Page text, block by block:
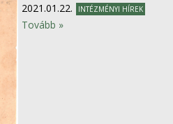
2021.01.22. INTÉZMÉNYI HÍREK
Tovább »